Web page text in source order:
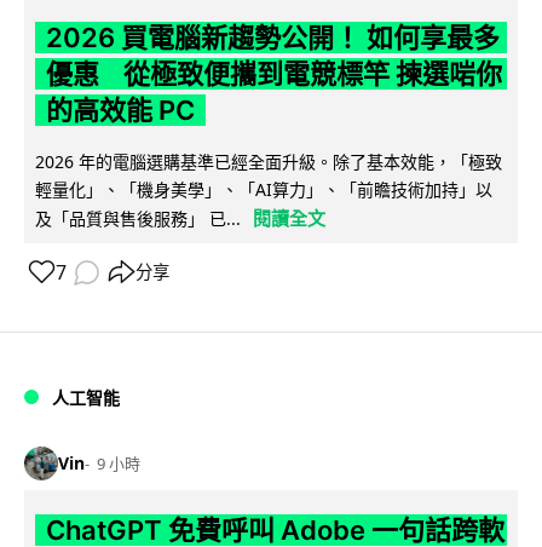
2026 買電腦新趨勢公開！ 如何享最多
優惠 從極致便攜到電競標竿 揀選啱你
的高效能 PC
2026 年的電腦選購基準已經全面升級。除了基本效能，「極致
輕量化」、「機身美學」、「AI算力」、「前瞻技術加持」以
及「品質與售後服務」 已...
閱讀全文
7 分享
人工智能
Vin 9 小時
ChatGPT 免費呼叫 Adobe 一句話跨軟